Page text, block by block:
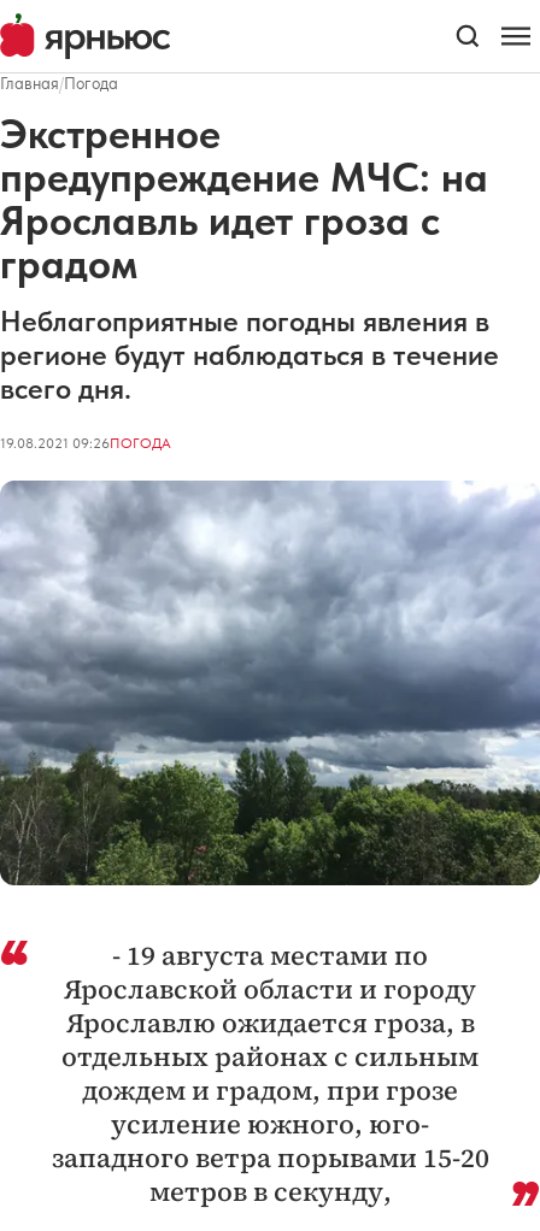
Главная/Погода
Экстренное
предупреждение МЧС: на
Ярославль идет гроза с
градом
Неблагоприятные погодны явления в
регионе будут наблюдаться в течение
всего дня.
19.08.2021 09:26ПОГОДА
- 19 августа местами по
Ярославской области и городу
Ярославлю ожидается гроза, в
отдельных районах с сильным
дождем и градом, при грозе
усиление южного, юго-
западного ветра порывами 15-20
метров в секунду,